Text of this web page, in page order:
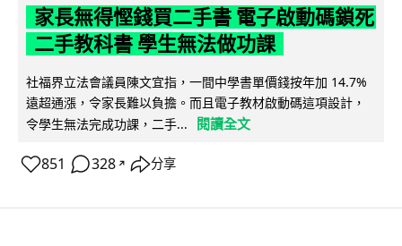
家長無得慳錢買二手書 電子啟動碼鎖死
二手教科書 學生無法做功課
社福界立法會議員陳文宜指，一間中學書單價錢按年加 14.7%
遠超通漲，令家長難以負擔。而且電子教材啟動碼這項設計，
令學生無法完成功課，二手...
閱讀全文
851 328 ↗ 分享